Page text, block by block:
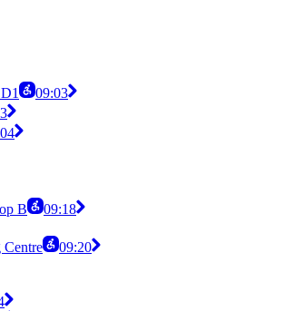
09:03
B
09:18
09:20